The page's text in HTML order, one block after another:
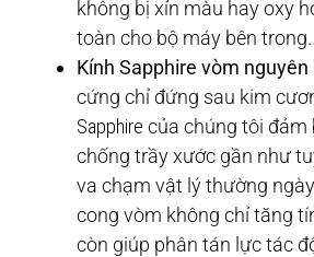
không bị xỉn màu hay oxy
toàn cho bộ máy bên trong.
Kính Sapphire vòm nguyên
cứng chỉ đứng sau kim
Sapphire của chúng tôi đảm
chống trầy xước gần như
va chạm vật lý thường
cong vòm không chỉ tăng
còn giúp phân tán lực tác